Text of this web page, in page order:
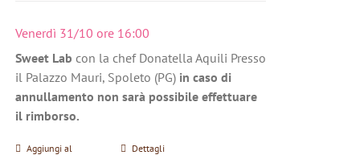
Venerdì 31/10 ore 16:00
Sweet Lab con la chef Donatella Aquili Presso
il Palazzo Mauri, Spoleto (PG) in caso di
annullamento non sarà possibile effettuare
il rimborso.
Aggiungi al
Dettagli